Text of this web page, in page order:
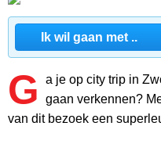
G
a je op city trip in
gaan verkennen?
van dit bezoek een